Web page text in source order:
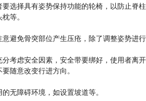
选择具有姿势保持功能的轮椅，以防止脊
等。
避免骨突部位产生压疮，除了调整姿势进
考虑安全因素，安全带要绑好，使用者离
随意改变行进方向。
无障碍环境，如设置坡道等。